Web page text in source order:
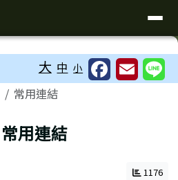
大 中 小
常用連結
常用連結
1176